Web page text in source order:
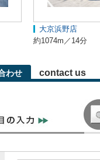
大京浜野店
約1074m／14分
わせ contact us